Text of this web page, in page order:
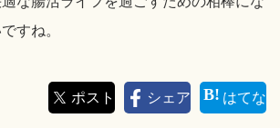
すね。
ポスト シェア はてな